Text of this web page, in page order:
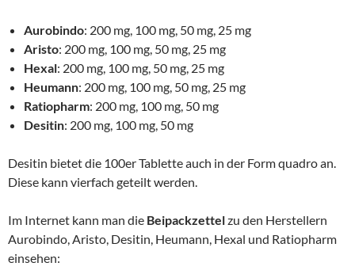
Aurobindo: 200 mg, 100 mg, 50 mg, 25 mg
Aristo: 200 mg, 100 mg, 50 mg, 25 mg
Hexal: 200 mg, 100 mg, 50 mg, 25 mg
Heumann: 200 mg, 100 mg, 50 mg, 25 mg
Ratiopharm: 200 mg, 100 mg, 50 mg
Desitin: 200 mg, 100 mg, 50 mg
Desitin bietet die 100er Tablette auch in der Form quadro an.
Diese kann vierfach geteilt werden.
Im Internet kann man die Beipackzettelzu den Herstellern
Aurobindo, Aristo, Desitin, Heumann, Hexal und Ratiopharm
einsehen: